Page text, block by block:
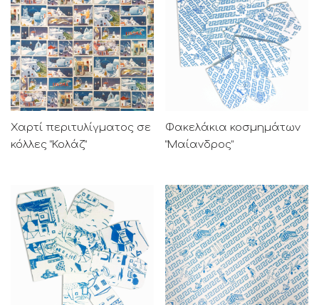
Χαρτί περιτυλίγματος σε
κόλλες “Κολάζ”
Φακελάκια κοσμημάτων
“Μαίανδρος”